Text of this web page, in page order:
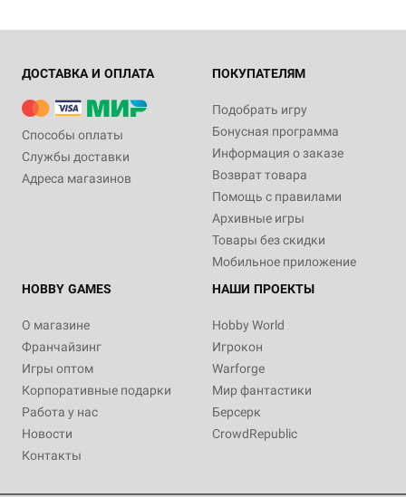
ДОСТАВКА И ОПЛАТА
Способы оплаты
Службы доставки
Адреса магазинов
ПОКУПАТЕЛЯМ
Подобрать игру
Бонусная программа
Информация о заказе
Возврат товара
Помощь с правилами
Архивные игры
Товары без скидки
Мобильное приложение
HOBBY GAMES
О магазине
Франчайзинг
Игры оптом
Корпоративные подарки
Работа у нас
Новости
Контакты
НАШИ ПРОЕКТЫ
Hobby World
Игрокон
Warforge
Мир фантастики
Берсерк
CrowdRepublic